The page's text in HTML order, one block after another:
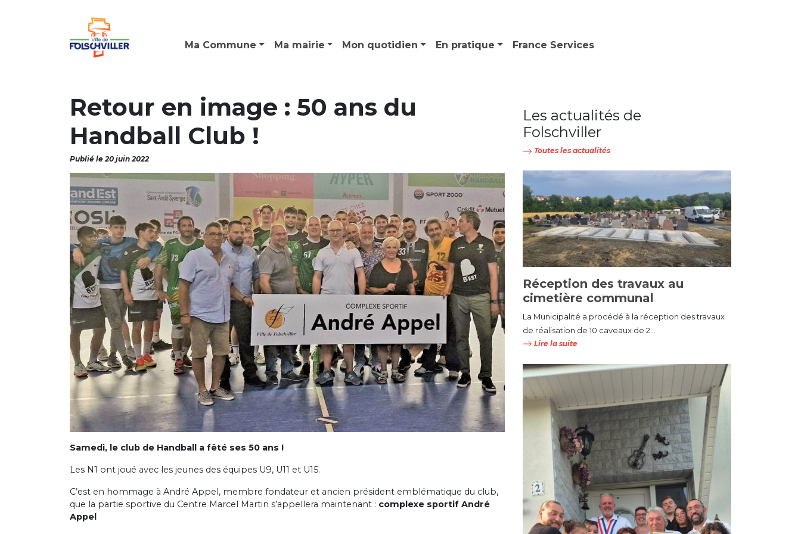
Ma Commune Ma mairie Mon quotidien En pratique France Services
Retour en image : 50 ans du
Handball Club !
Publié le 20 juin 2022
Samedi, le club de Handball a fêté ses 50 ans !
Les N1 ont joué avec les jeunes des équipes U9, U11 et U15.
C’est en hommage à André Appel, membre fondateur et ancien président emblématique du club,
que la partie sportive du Centre Marcel Martin s’appellera maintenant : complexe sportif André
Appel
Les actualités de
Folschviller
Toutes les actualités
Réception des travaux au
cimetière communal
La Municipalité a procédé à la réception des travaux
de réalisation de 10 caveaux de 2...
Lire la suite